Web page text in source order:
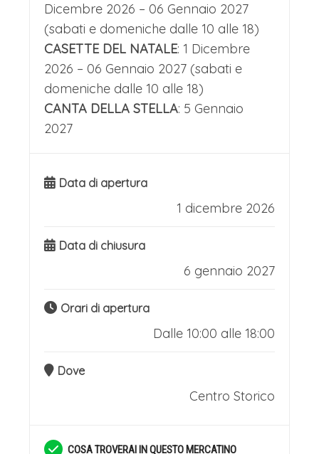
Dicembre 2026 – 06 Gennaio 2027
(sabati e domeniche dalle 10 alle 18)
CASETTE DEL NATALE: 1 Dicembre
2026 – 06 Gennaio 2027 (sabati e
domeniche dalle 10 alle 18)
CANTA DELLA STELLA: 5 Gennaio
2027
Data di apertura
1 dicembre 2026
Data di chiusura
6 gennaio 2027
Orari di apertura
Dalle 10:00 alle 18:00
Dove
Centro Storico
COSA TROVERAI IN QUESTO MERCATINO